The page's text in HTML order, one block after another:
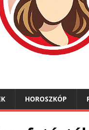
HOROSZKÓP